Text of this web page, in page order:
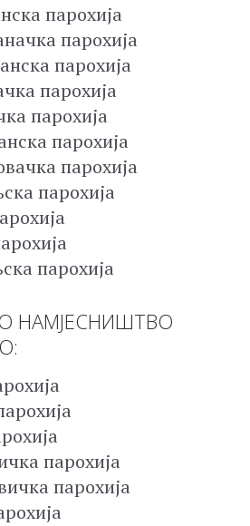
парохија
парохија
парохија
парохија
парохија
парохија
парохија
парохија
парохија
НАМЈЕСНИШТВО
парохија
парохија